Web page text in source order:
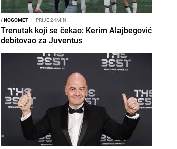
/NOGOMET I PRIJE 24MIN
Trenutak koji se čekao: Kerim Alajbegović
debitovao za Juventus